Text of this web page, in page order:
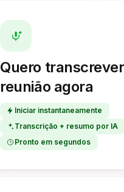
Quero
reunião agora
Iniciar instantaneamente
Transcrição + resumo por IA
Pronto em segundos